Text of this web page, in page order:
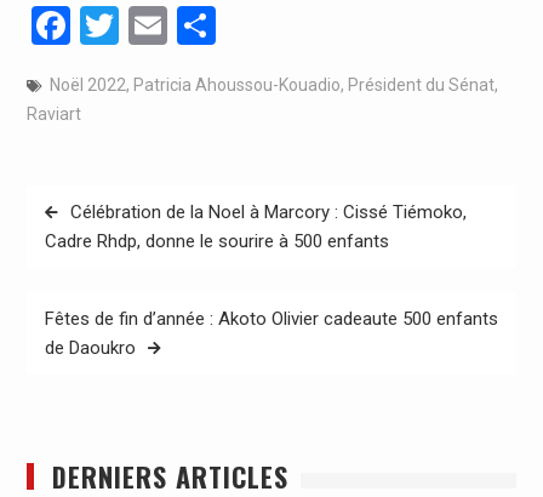
Facebook
Twitter
EmailPartager
Noël 2022, Patricia Ahoussou-Kouadio, Président du Sénat,
Raviart
Navigation
de
Célébration de la Noel à Marcory : Cissé Tiémoko,
Cadre Rhdp, donne le sourire à 500 enfants
Fêtes de fin d’année : Akoto Olivier cadeaute 500 enfants
de Daoukro
DERNIERS ARTICLES